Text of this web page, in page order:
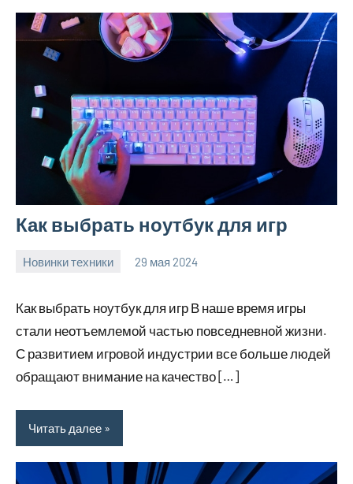
Как выбрать ноутбук для игр
Новинки техники 29 мая 2024
Как выбрать ноутбук для игр В наше время игры
стали неотъемлемой частью повседневной жизни.
С развитием игровой индустрии все больше людей
обращают внимание на качество […]
Читать далее